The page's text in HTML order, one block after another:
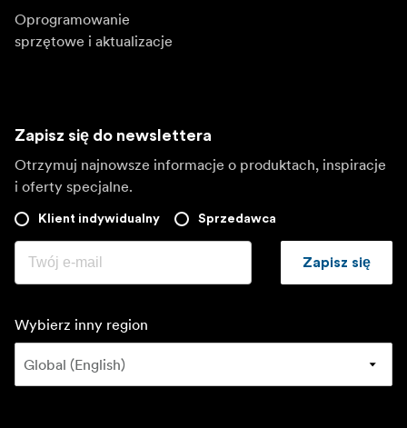
Oprogramowanie
sprzętowe i aktualizacje
Zapisz się do newslettera
Otrzymuj najnowsze informacje o produktach, inspiracje
i oferty specjalne.
Klient indywidualny Sprzedawca
Zapisz się
Wybierz inny region